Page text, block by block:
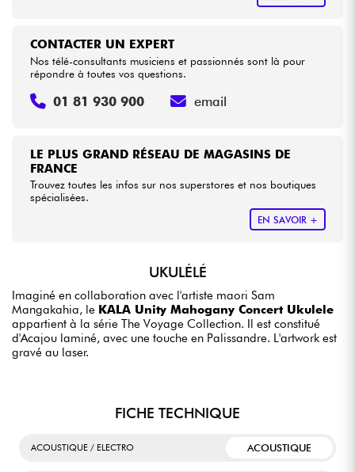
LE PLUS GRAND RÉSEAU DE MAGASINS DE
FRANCE
Trouvez toutes les infos sur nos superstores et nos boutiques
spécialisées.
EN SAVOIR +
CONTACTER UN EXPERT
Nos télé-consultants musiciens et passionnés sont là pour
répondre à toutes vos questions.
01 81 930 900 email
UKULÉLÉ
Imaginé en collaboration avec l'artiste maori Sam
Mangakahia, le KALA Unity Mahogany Concert Ukulele
appartient à la série The Voyage Collection. Il est constitué
d'Acajou laminé, avec une touche en Palissandre. L'artwork est
gravé au laser.
FICHE TECHNIQUE
ACOUSTIQUE / ELECTRO ACOUSTIQUE